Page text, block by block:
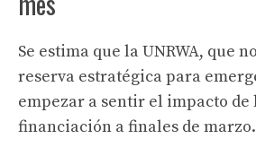
Se estima que la UNRWA, que
reserva estratégica para
empezar a sentir el impacto de
financiación a finales de marzo.